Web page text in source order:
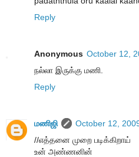
Reply
Anonymous October 12,
நல்லா இருக்கு மணி.
Reply
மணிஜி
October 12,
//எத்தனை முறை படிக்கிறாய்
உன் அண்ணனின்